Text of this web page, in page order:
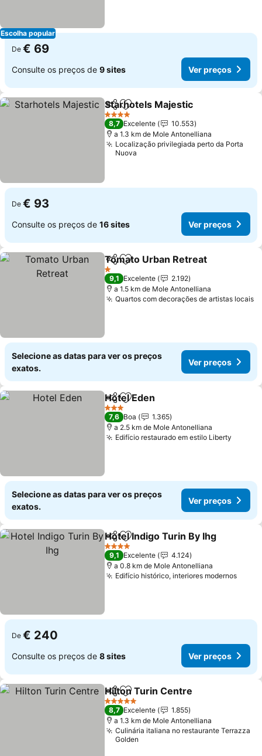
Escolha popular
De € 69
Consulte os preços de 9 sites Ver preços
PartilharAdicionar aos favoritos
Starhotels Majestic
4 Estrelas
8,7 Excelente
10.553
a 1.3 km de Mole Antonelliana
Localização privilegiada perto da Porta
Nuova
De € 93
Consulte os preços de 16 sites Ver preços
PartilharAdicionar aos favoritos
Tomato Urban Retreat
1 Estrelas
9,1 Excelente
2.192
a 1.5 km de Mole Antonelliana
Quartos com decorações de artistas locais
Selecione as datas para ver os preços
exatos.
Ver preços
PartilharAdicionar aos favoritos
Hotel Eden
3 Estrelas
7,6 Boa
1.365
a 2.5 km de Mole Antonelliana
Edifício restaurado em estilo Liberty
Selecione as datas para ver os preços
exatos.
Ver preços
PartilharAdicionar aos favoritos
Hotel Indigo Turin By Ihg
4 Estrelas
9,1 Excelente
4.124
a 0.8 km de Mole Antonelliana
Edifício histórico, interiores modernosVer
De € 240
Consulte os preços de 8 sites Ver preços
PartilharAdicionar aos favoritos
Hilton Turin Centre
5 Estrelas
8,7 Excelente
1.855
a 1.3 km de Mole Antonelliana
Culinária italiana no restaurante Terrazza
Golden